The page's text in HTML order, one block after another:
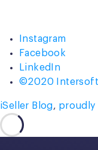
Instagram
Facebook
LinkedIn
©2020 Intersoft
iSeller Blog, proudly